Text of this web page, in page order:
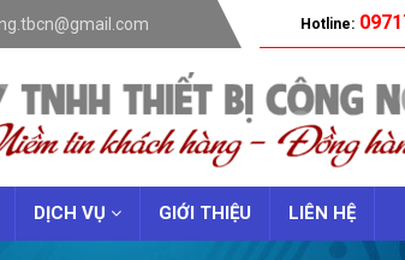
Hotline:
DỊCH VỤ GIỚI THIỆU LIÊN HỆ